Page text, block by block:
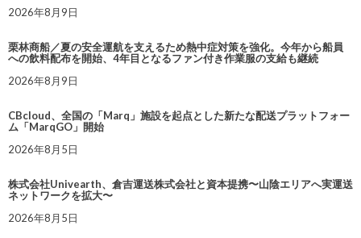
2026年8月9日
栗林商船／夏の安全運航を支えるため熱中症対策を強化。今年から船員
への飲料配布を開始、4年目となるファン付き作業服の支給も継続
2026年8月9日
CBcloud、全国の「Marq」施設を起点とした新たな配送プラットフォー
ム「MarqGO」開始
2026年8月5日
株式会社Univearth、倉吉運送株式会社と資本提携〜山陰エリアへ実運送
ネットワークを拡大〜
2026年8月5日